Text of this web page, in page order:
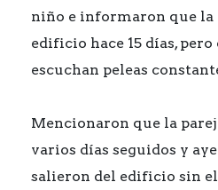
niño e informaron que la
edificio hace 15 días,
escuchan peleas
Mencionaron que la
varios días seguidos y
salieron del edificio sin